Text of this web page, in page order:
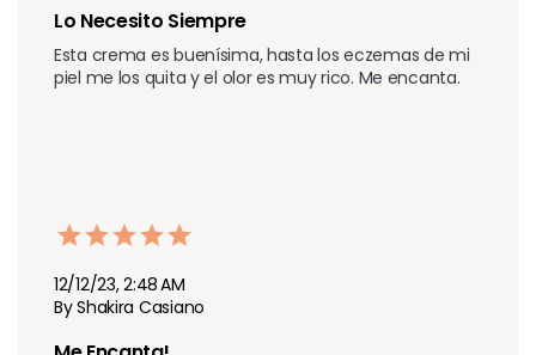
Lo Necesito Siempre
Esta crema es buenísima, hasta los eczemas de mi
piel me los quita y el olor es muy rico. Me encanta.
12/12/23, 2:48 AM
By Shakira Casiano